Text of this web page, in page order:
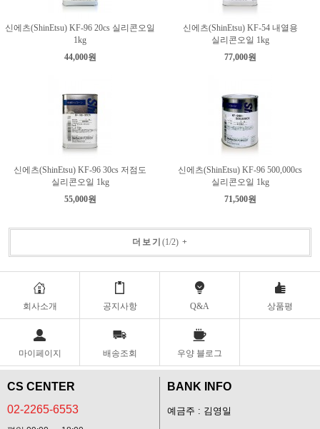
신에츠(ShinEtsu) KF-96 20cs 실리콘오일
1kg
44,000원
신에츠(ShinEtsu) KF-54 내열용
실리콘오일 1kg
77,000원
신에츠(ShinEtsu) KF-96 30cs 저점도
실리콘오일 1kg
55,000원
신에츠(ShinEtsu) KF-96 500,000cs
실리콘오일 1kg
71,500원
더보기 (1/2)+
회사소개 공지사항 Q&A 상품평
마이페이지 배송조회 우양 블로그
CS CENTER
02-2265-6553
BANK INFO
예금주 : 김영일